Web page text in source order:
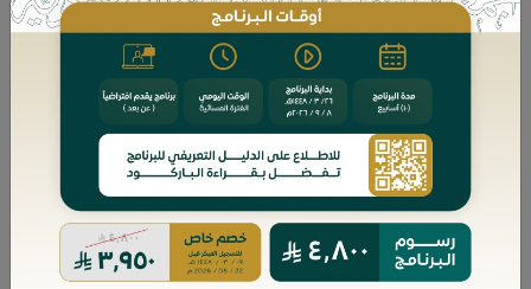
أماالمبحث الثانيفهو أثر الوجاهة في التعزير المستحق على
ذي الوجاهة نفسه، وقرر فيه أولا أن لها أثرًا في تخفيف أمره بلا
خلاف بين أهل العلم، وبيّن وجه قول مَن يُفهَم مِن بعض قوله
خلاف، ثم بَحَث المراد بالوجاهة التي لها أثر في التعزير، وذكر
في ذلك خمسة أقوال، رجح منها أنهم: ذوو الشرف والجاه
المشهورون بالخير، وأيضا مَن كان معروفًا بالخير والعدالة.